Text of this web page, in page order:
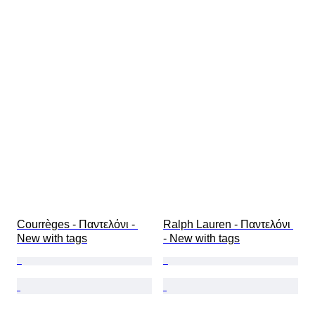
Courrèges - Παντελόνι -
New with tags
Ralph Lauren - Παντελόνι
- New with tags